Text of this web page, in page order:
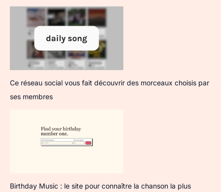
Ce réseau social vous fait découvrir des morceaux choisis par
ses membres
Birthday Music : le site pour connaître la chanson la plus